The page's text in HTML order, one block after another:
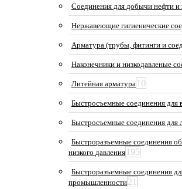
Соединения для добычи нефти и
Нержавеющие гигиенические
Арматура (трубы, фитинги и
Наконечники и низкодавленые
Литейная арматура 10
Быстросъемные соединения для
Быстросъемные соединения для
Быстроразъемные соединения
низкого давления 195
Быстроразъемные соединения
промышленности21